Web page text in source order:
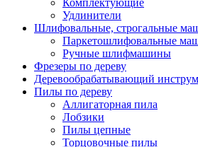
Удлинители
Шлифовальные, строгальные
Паркетошлифовальные
Ручные шлифмашины
Фрезеры по дереву
Деревообрабатывающий
Пилы по дереву
Аллигаторная пила
Лобзики
Пилы цепные
Торцовочные пилы